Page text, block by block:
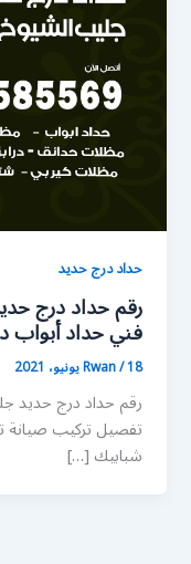
حداد درج حديد
فني حداد أبواب
Rwan/18 يونيو، 2021
رقم حداد درج حديد
تفصيل تركيب صيانة
شبابيك […]